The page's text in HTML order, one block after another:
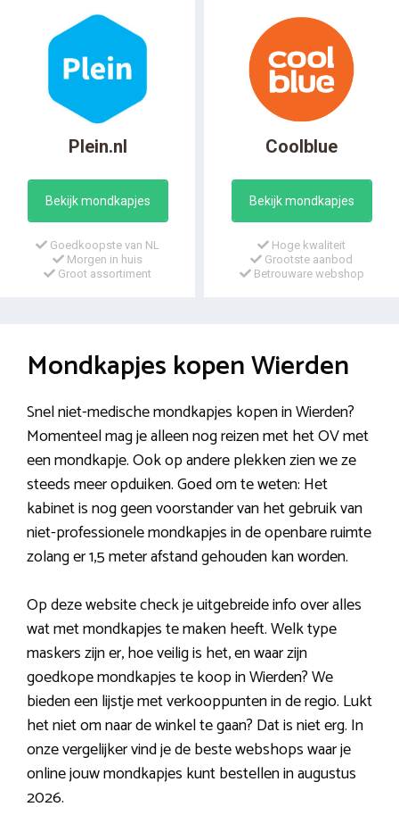
Plein.nl
Bekijk mondkapjes
Goedkoopste van NL
Morgen in huis
Groot assortiment
Coolblue
Bekijk mondkapjes
Hoge kwaliteit
Grootste aanbod
Betrouware webshop
Mondkapjes kopen Wierden
Snel niet-medische mondkapjes kopen in Wierden?
Momenteel mag je alleen nog reizen met het OV met
een mondkapje. Ook op andere plekken zien we ze
steeds meer opduiken. Goed om te weten: Het
kabinet is nog geen voorstander van het gebruik van
niet-professionele mondkapjes in de openbare ruimte
zolang er 1,5 meter afstand gehouden kan worden.
Op deze website check je uitgebreide info over alles
wat met mondkapjes te maken heeft. Welk type
maskers zijn er, hoe veilig is het, en waar zijn
goedkope mondkapjes te koop in Wierden? We
bieden een lijstje met verkooppunten in de regio. Lukt
het niet om naar de winkel te gaan? Dat is niet erg. In
onze vergelijker vind je de beste webshops waar je
online jouw mondkapjes kunt bestellen in augustus
2026.